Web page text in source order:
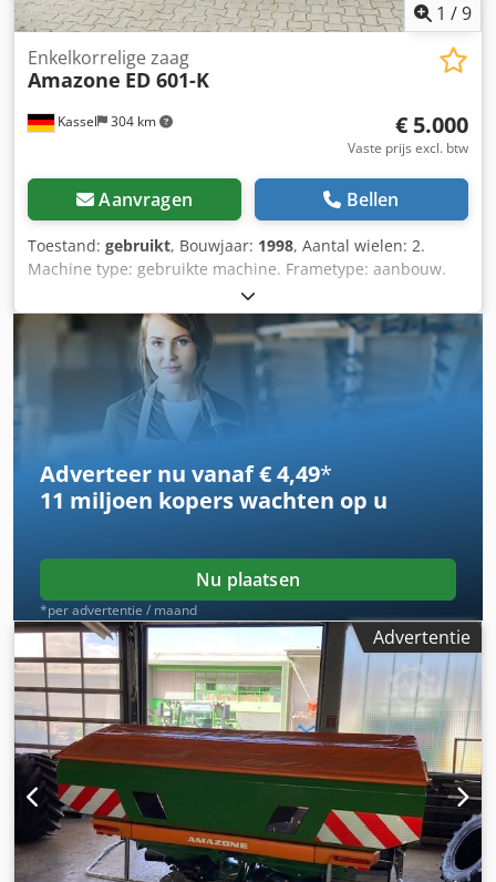
1 /9
Kassel 304 km
Enkelkorrelige zaag
Amazone ED 601-K
€ 5.000
Vaste prijs excl. btw
Aanvragen Bellen
Toestand: gebruikt, Bouwjaar: 1998, Aantal wielen: 2.
Machine type: gebruikte machine. Frametype: aanbouw.
Bemestingsinrichting / mestschroef. Dcsdpsr Ncfqjfx
Aqpek
Adverteer nu vanaf € 4,49*
11 miljoen koperswachten op u
Nu plaatsen
*per advertentie / maand
Advertentie